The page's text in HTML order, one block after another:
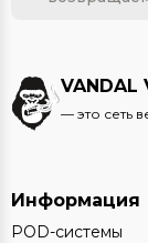
VANDAL
— это сеть
Информация
POD-системы